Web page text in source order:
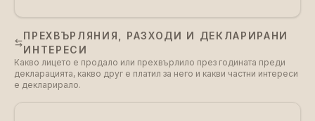
ПРЕХВЪРЛЯНИЯ, РАЗХОДИ И ДЕКЛАРИРАНИ
ИНТЕРЕСИ
Какво лицето е продало или прехвърлило през годината преди
декларацията, какво друг е платил за него и какви частни интереси
е декларирало.